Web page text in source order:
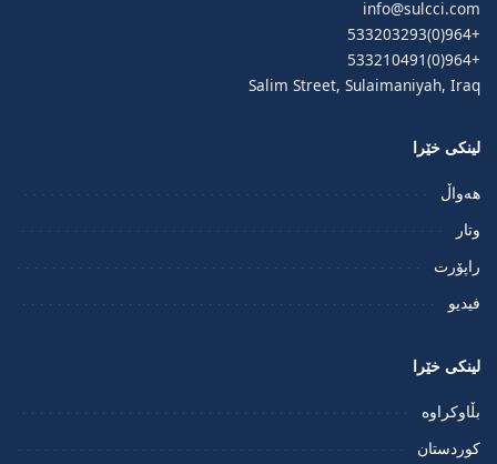
info@sulcci.com
+964(0)533203293
+964(0)533210491
Salim Street, Sulaimaniyah, Iraq
لینکی خێرا
هەواڵ
وتار
راپۆرت
فيديو
لینکی خێرا
بڵاوکراوە
کوردستان